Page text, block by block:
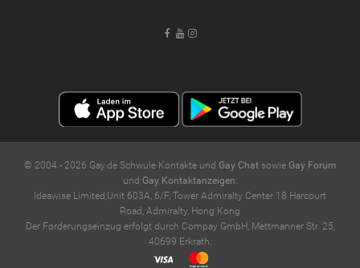
Facebook
YoutubeInstagram
© 2004 - 2026 Gay.de Schwule Kontakte und Gay Chatsowie Gay Forum
und Gay Kontaktanzeigen.
Ideawise Limited;Unit 603A, 6/F, Tower Admiralty Center 18 Harcourt
Road, Admiralty, Hong Kong
Der Forderungseinzug erfolgt durch Compay GmbH, Mettmanner Str. 25,
40699 Erkrath.